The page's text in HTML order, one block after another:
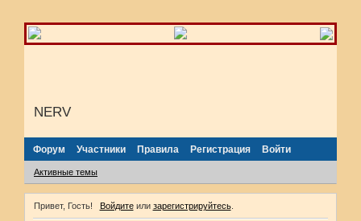
NERV
Форум Участники Правила Регистрация Войти
Активные темы
Привет, Гость! Войдитеили зарегистрируйтесь.